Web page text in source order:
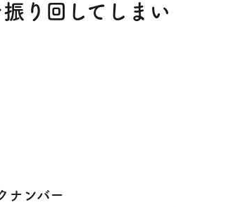
り回してしまい
ナンバー